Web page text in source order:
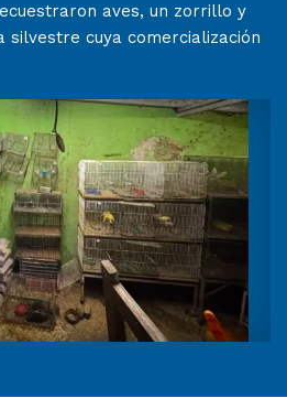
aves, un zorrillo y
silvestre cuya comercialización